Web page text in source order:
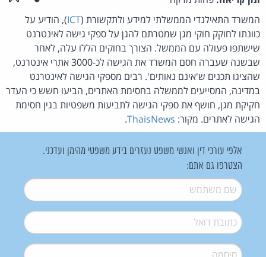
המשרד התאילנדי הממשלתי למידע ולתקשורת (ICT), הודיע על
כוונתו לחוקק חוקי מגן שמטרתם להגן על ספקי גישה לאינטרנט
שישתפו פעולה עם הממשל. הצורך בחוקים הללו עלה, לאחר
שבשנה שעברה חסם המשרד את הגישה לכ-3000 אתרי אינטרנט,
שהציגו תכנים ש'אינם נאותים'. רבים מספקי הגישה לאינטרנט
במדינה, המסייעים לממשלה בחסימת האתרים, הביעו חשש כי העדר
חקיקת מגן, חושף את ספקי הגישה לתביעות משפטיות בגין חסימת
הגישה לאתרים. מקור: ThaisNews
.
אלפי עורכי דין ואנשי משפט נעזרים בידע משפטי מהימן ועדכני.
הצטרפו גם אתם:
שם משתמש*
דואל*
סיסמה*